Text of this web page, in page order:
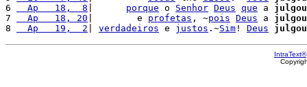
6
  Ap   18,  8
porque o Senhor Deus que a julgou
7
  Ap   18, 20
|        e profetas , ~pois Deus a julgou
8
  Ap   19,  2
verdadeiros e justos .~Sim ! Deus julgou
IntraText®